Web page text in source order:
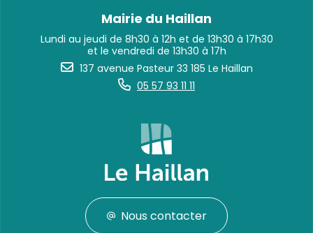
Mairie du Haillan
Lundi au jeudi de 8h30 à 12h et de 13h30 à 17h30
et le vendredi de 13h30 à 17h
137 avenue Pasteur 33 185 Le Haillan
05 57 93 11 11
Nous contacter